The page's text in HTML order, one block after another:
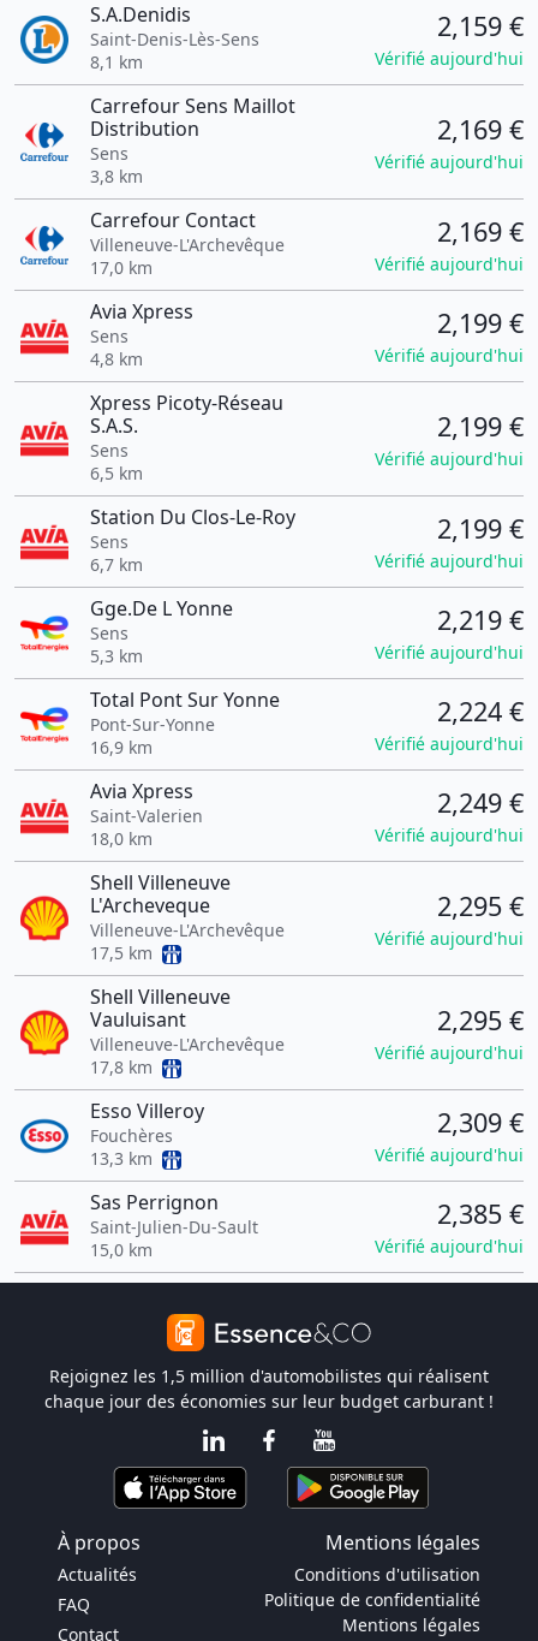
S.A.Denidis
Saint-Denis-Lès-Sens
8,1 km
2,159 €
Vérifié aujourd'hui
Carrefour Sens Maillot
Distribution
Sens
3,8 km
2,169 €
Vérifié aujourd'hui
Carrefour Contact
Villeneuve-L'Archevêque
17,0 km
2,169 €
Vérifié aujourd'hui
Avia Xpress
Sens
4,8 km
2,199 €
Vérifié aujourd'hui
Xpress Picoty-Réseau
S.A.S.
Sens
6,5 km
2,199 €
Vérifié aujourd'hui
Station Du Clos-Le-Roy
Sens
6,7 km
2,199 €
Vérifié aujourd'hui
Gge.De L Yonne
Sens
5,3 km
2,219 €
Vérifié aujourd'hui
Total Pont Sur Yonne
Pont-Sur-Yonne
16,9 km
2,224 €
Vérifié aujourd'hui
Avia Xpress
Saint-Valerien
18,0 km
2,249 €
Vérifié aujourd'hui
Shell Villeneuve
L'Archeveque
Villeneuve-L'Archevêque
17,5 km
2,295 €
Vérifié aujourd'hui
Shell Villeneuve
Vauluisant
Villeneuve-L'Archevêque
17,8 km
2,295 €
Vérifié aujourd'hui
Esso Villeroy
Fouchères
13,3 km
2,309 €
Vérifié aujourd'hui
Sas Perrignon
Saint-Julien-Du-Sault
15,0 km
2,385 €
Vérifié aujourd'hui
Rejoignez les 1,5 million d'automobilistes qui réalisent
chaque jour des économies sur leur budget carburant !
À propos Mentions légales
Actualités
FAQ
Contact
Conditions d'utilisation
Politique de confidentialité
Mentions légales